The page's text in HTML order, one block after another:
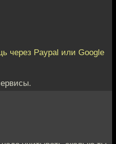
через Paypal или Google